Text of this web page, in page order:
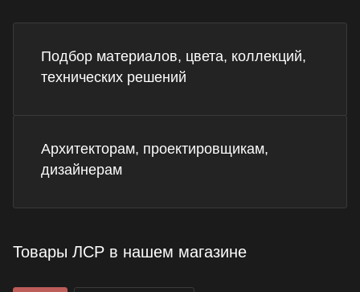
Подбор материалов, цвета, коллекций,
технических решений
Архитекторам, проектировщикам,
дизайнерам
Товары ЛСР в нашем магазине